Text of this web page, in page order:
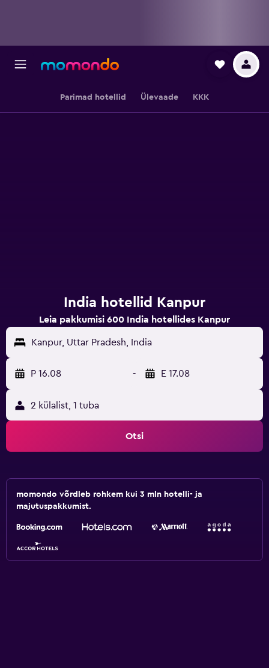
Parimad hotellid Ülevaade KKK
India hotellid Kanpur
Leia pakkumisi 600 India hotellides Kanpur
Kanpur, Uttar Pradesh, India
P 16.08 - E 17.08
2 külalist, 1 tuba
Otsi
momondo võrdleb rohkem kui 3 mln hotelli- ja
majutuspakkumist.